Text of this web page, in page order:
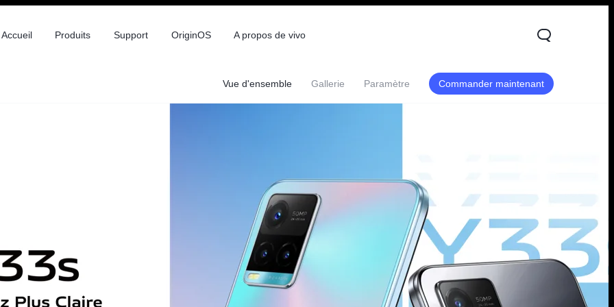
Accueil Produits Support OriginOS A propos de vivo
Vue d'ensemble Gallerie Paramètre Commander maintenant